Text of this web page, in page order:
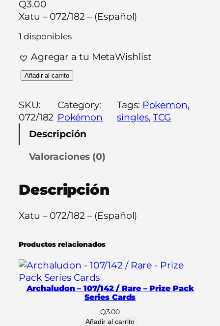
Q3.00
Xatu – 072/182 – (Español)
1 disponibles
Agregar a tu MetaWishlist
t
u
–
1
2
E
s
p
Añadir al carrito
SKU:
072/182
Category:
Pokémon
Tags: Pokemon
singles, TCG
Descripción
Valoraciones (0)
Descripción
Xatu – 072/182 – (Español)
Productos relacionados
Archaludon – 107/142 / Rare – Prize Pack
Series Cards
Q3.00
Añadir al carrito